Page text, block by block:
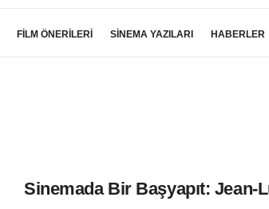
FİLM ÖNERİLERİ SİNEMA YAZILARI HABERLER
Sinemada Bir Başyapıt: Jean-